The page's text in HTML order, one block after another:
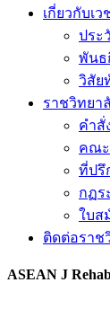
เกี่ยวกับเ
ประ
พันธ
วิสัย
ราชวิทยา
คำสั่
คณะ
ที่ปรึ
กฏร
ใบส
ติดต่อราช
ASEAN J